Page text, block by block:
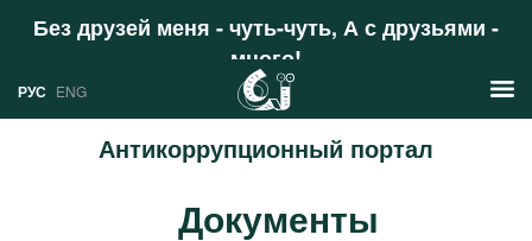
Без друзей меня - чуть-чуть, А с друзьями -
много!
Поддержать
РУС ENG
Антикоррупционный портал
Документы